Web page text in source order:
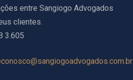
entre Sangiogo Advogados
clientes.
3.605